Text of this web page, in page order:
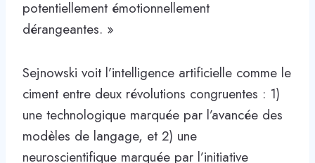
potentiellement émotionnellement
dérangeantes. »
Sejnowski voit l’intelligence artificielle comme le
ciment entre deux révolutions congruentes : 1)
une technologique marquée par l’avancée des
modèles de langage, et 2) une
neuroscientifique marquée par l’initiative